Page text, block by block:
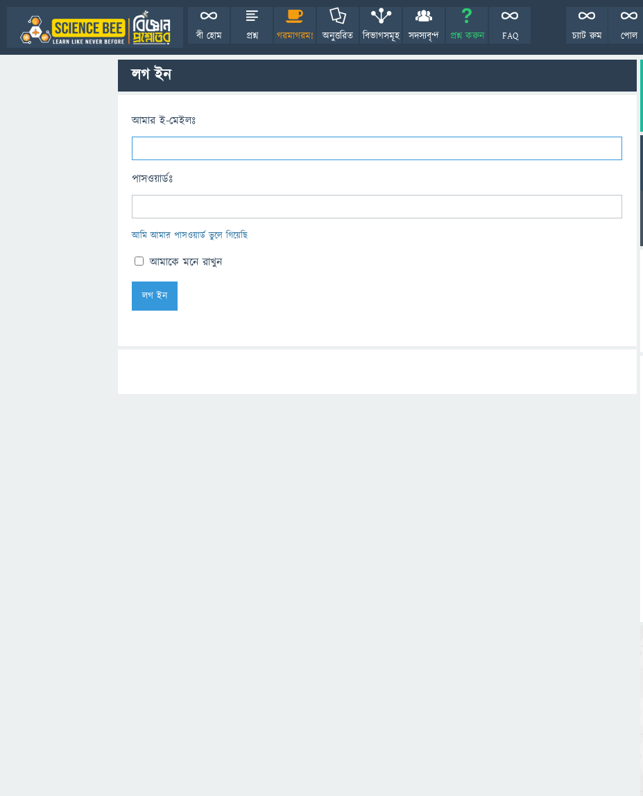
বী হোম প্রশ্ন গরমাগরম! অনুত্তরিত বিভাগসমূহ সদস্যবৃন্দ প্রশ্ন করুন FAQ পোল
চ্যাট রুম
লগ ইন
আমার ই-মেইলঃ
পাসওয়ার্ডঃ
আমি আমার পাসওয়ার্ড ভুলে গিয়েছি
আমাকে মনে রাখুন